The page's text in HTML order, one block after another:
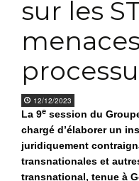
sur les
12/12/2023
La 9e session du
chargé d’élaborer un
juridiquement
transnationales et
transnational, tenue à